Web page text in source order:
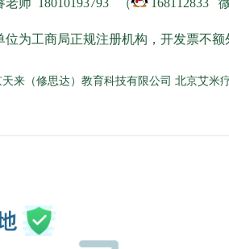
老师 18010193793 （ 168112833
位为工商局正规注册机构，开发票不额
天来（修思达）教育科技有限公司 北京艾米